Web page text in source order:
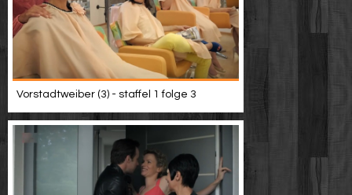
Vorstadtweiber (3) - staffel 1 folge 3